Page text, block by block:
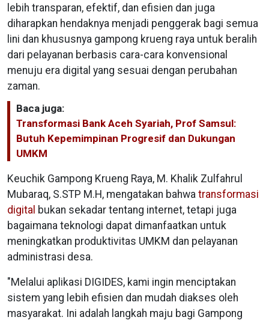
lebih transparan, efektif, dan efisien dan juga
diharapkan hendaknya menjadi penggerak bagi semua
lini dan khususnya gampong krueng raya untuk beralih
dari pelayanan berbasis cara-cara konvensional
menuju era digital yang sesuai dengan perubahan
zaman.
Baca juga:
Transformasi Bank Aceh Syariah, Prof Samsul:
Butuh Kepemimpinan Progresif dan Dukungan
UMKM
Keuchik Gampong Krueng Raya, M. Khalik Zulfahrul
Mubaraq, S.STP M.H, mengatakan bahwa transformasi
digital bukan sekadar tentang internet, tetapi juga
bagaimana teknologi dapat dimanfaatkan untuk
meningkatkan produktivitas UMKM dan pelayanan
administrasi desa.
"Melalui aplikasi DIGIDES, kami ingin menciptakan
sistem yang lebih efisien dan mudah diakses oleh
masyarakat. Ini adalah langkah maju bagi Gampong